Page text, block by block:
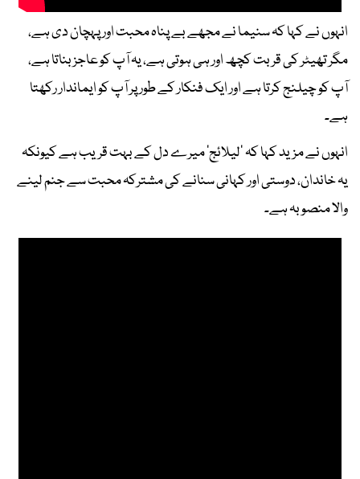
انہوں نے کہا کہ سنیما نے مجھے بے پناہ محبت اور پہچان دی ہے،
مگر تھیٹر کی قربت کچھ اور ہی ہوتی ہے، یہ آپ کو عاجز بناتا ہے،
آپ کو چیلنج کرتا ہے اور ایک فنکار کے طور پر آپ کو ایماندار رکھتا
ہے۔
انہوں نے مزید کہا کہ ’لیلائج‘ میرے دل کے بہت قریب ہے کیونکہ
یہ خاندان، دوستی اور کہانی سنانے کی مشترکہ محبت سے جنم لینے
والا منصوبہ ہے۔